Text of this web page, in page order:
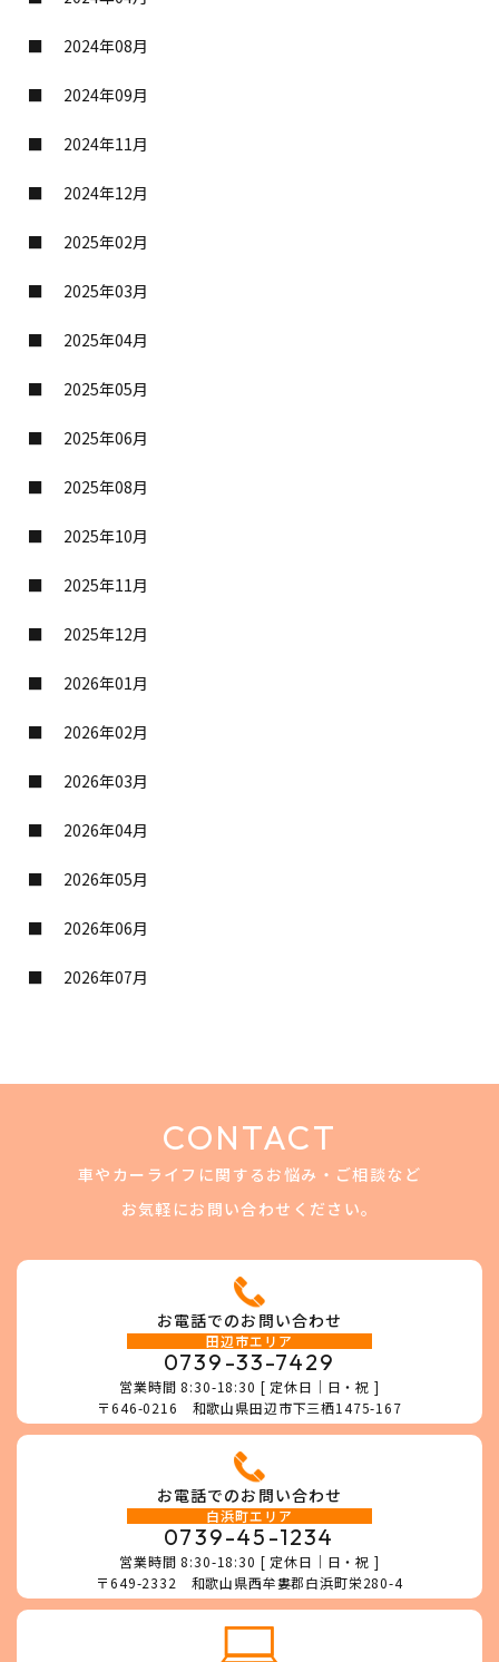
2024年08月
2024年09月
2024年11月
2024年12月
2025年02月
2025年03月
2025年04月
2025年05月
2025年06月
2025年08月
2025年10月
2025年11月
2025年12月
2026年01月
2026年02月
2026年03月
2026年04月
2026年05月
2026年06月
2026年07月
CONTACT
車やカーライフに関するお悩み・ご相談など
お気軽にお問い合わせください。
お電話でのお問い合わせ
田辺市エリア
0739-33-7429
営業時間 8:30-18:30 [ 定休日｜日・祝 ]
〒646-0216 和歌山県田辺市下三栖1475-167
お電話でのお問い合わせ
白浜町エリア
0739-45-1234
営業時間 8:30-18:30 [ 定休日｜日・祝 ]
〒649-2332 和歌山県西牟婁郡白浜町栄280-4